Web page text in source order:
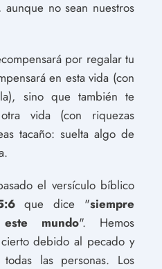
no sean nuestros
por regalar tu
en esta vida (con
sino que también te
vida (con riquezas
tacaño: suelta algo de
el versículo bíblico
que dice "siempre
mundo". Hemos
debido al pecado y
las personas. Los